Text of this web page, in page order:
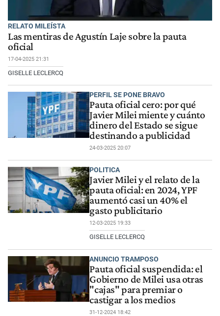
RELATO MILEÍSTA
Las mentiras de Agustín Laje sobre la pauta
oficial
17-04-2025 21:31
GISELLE LECLERCQ
PERFIL SE PONE BRAVO
Pauta oficial cero: por qué
Javier Milei miente y cuánto
dinero del Estado se sigue
destinando a publicidad
24-03-2025 20:07
POLITICA
Javier Milei y el relato de la
pauta oficial: en 2024, YPF
aumentó casi un 40% el
gasto publicitario
12-03-2025 19:33
GISELLE LECLERCQ
ANUNCIO TRAMPOSO
Pauta oficial suspendida: el
Gobierno de Milei usa otras
"cajas" para premiar o
castigar a los medios
31-12-2024 18:42